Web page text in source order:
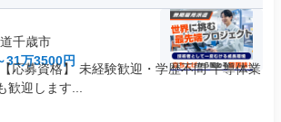
千歳市
31万3500円
応募資格】 未経験歓迎・学歴不問 半導体業
歓迎します...